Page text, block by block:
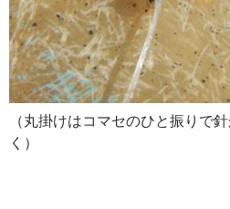
（丸掛けはコマセのひと振りで
く）